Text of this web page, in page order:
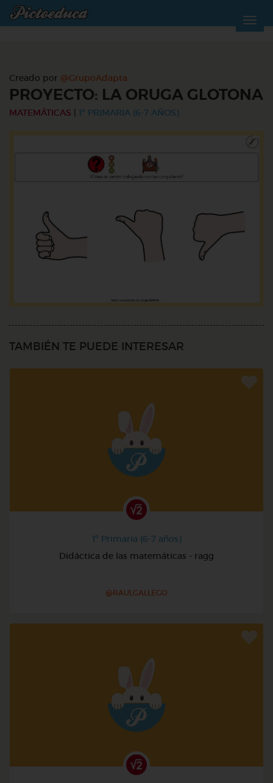
Creado por @GrupoAdapta
PROYECTO: LA ORUGA GLOTONA
MATEMÁTICAS 1º PRIMARIA (6-7 AÑOS)
TAMBIÉN TE PUEDE INTERESAR
1º Primaria (6-7 años)
Didáctica de las matemáticas - ragg
@RAULGALLEGO